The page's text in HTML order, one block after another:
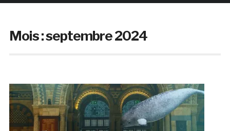
Mois :septembre 2024